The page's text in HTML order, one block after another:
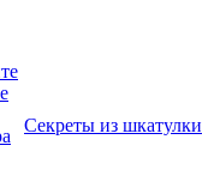
Секреты из шкатулки